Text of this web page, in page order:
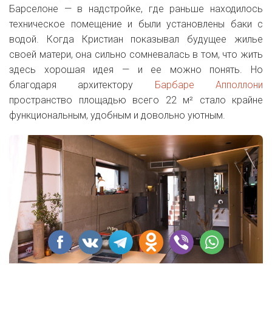
Барселоне — в надстройке, где раньше находилось
техническое помещение и были установлены баки с
водой. Когда Кристиан показывал будущее жилье
своей матери, она сильно сомневалась в том, что жить
здесь хорошая идея — и ее можно понять. Но
благодаря архитектору Барбаре Апполлони
пространство площадью всего 22 м² стало крайне
функциональным, удобным и довольно уютным.